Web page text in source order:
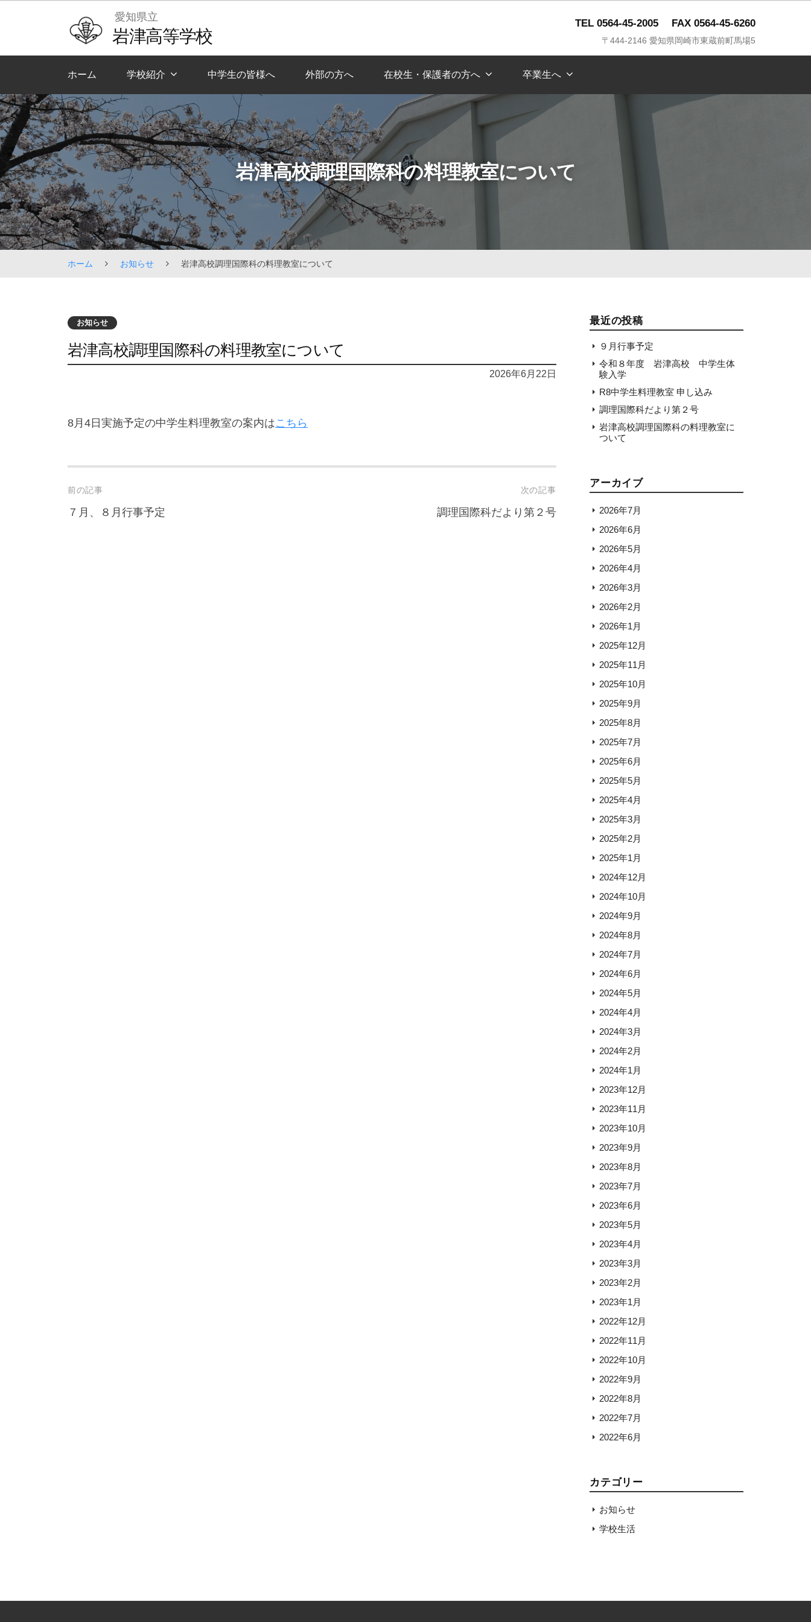
愛知県立
岩津高等学校
TEL 0564-45-2005 FAX 0564-45-6260
〒444-2146 愛知県岡崎市東蔵前町馬場5
ホーム 学校紹介 中学生の皆様へ 外部の方へ 在校生・保護者の方へ 卒業生へ
岩津高校調理国際科の料理教室について
ホーム お知らせ 岩津高校調理国際科の料理教室について
お知らせ
岩津高校調理国際科の料理教室について
2026年6月22日
8月4日実施予定の中学生料理教室の案内はこちら
Post
navigation
前の記事
７月、８月行事予定
次の記事
調理国際科だより第２号
最近の投稿
９月行事予定
令和８年度 岩津高校 中学生体
験入学
R8中学生料理教室 申し込み
調理国際科だより第２号
岩津高校調理国際科の料理教室に
ついて
アーカイブ
2026年7月
2026年6月
2026年5月
2026年4月
2026年3月
2026年2月
2026年1月
2025年12月
2025年11月
2025年10月
2025年9月
2025年8月
2025年7月
2025年6月
2025年5月
2025年4月
2025年3月
2025年2月
2025年1月
2024年12月
2024年10月
2024年9月
2024年8月
2024年7月
2024年6月
2024年5月
2024年4月
2024年3月
2024年2月
2024年1月
2023年12月
2023年11月
2023年10月
2023年9月
2023年8月
2023年7月
2023年6月
2023年5月
2023年4月
2023年3月
2023年2月
2023年1月
2022年12月
2022年11月
2022年10月
2022年9月
2022年8月
2022年7月
2022年6月
カテゴリー
お知らせ
学校生活